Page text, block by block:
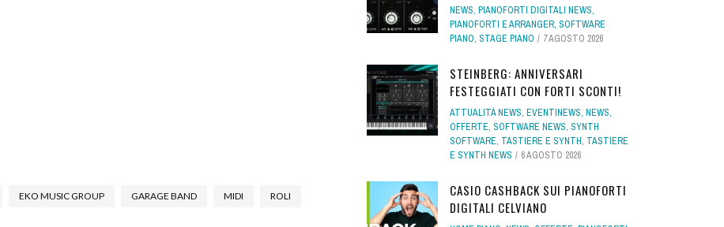
EKO MUSIC GROUP GARAGE BAND MIDI ROLI
NEWS, PIANOFORTI DIGITALI NEWS,
PIANOFORTI E ARRANGER, SOFTWARE
PIANO, STAGE PIANO 7 AGOSTO 2026
STEINBERG: ANNIVERSARI
FESTEGGIATI CON FORTI SCONTI!
ATTUALITÀ NEWS, EVENTINEWS, NEWS,
OFFERTE, SOFTWARE NEWS, SYNTH
SOFTWARE, TASTIERE E SYNTH, TASTIERE
E SYNTH NEWS
6 AGOSTO 2026
CASIO CASHBACK SUI PIANOFORTI
DIGITALI CELVIANO